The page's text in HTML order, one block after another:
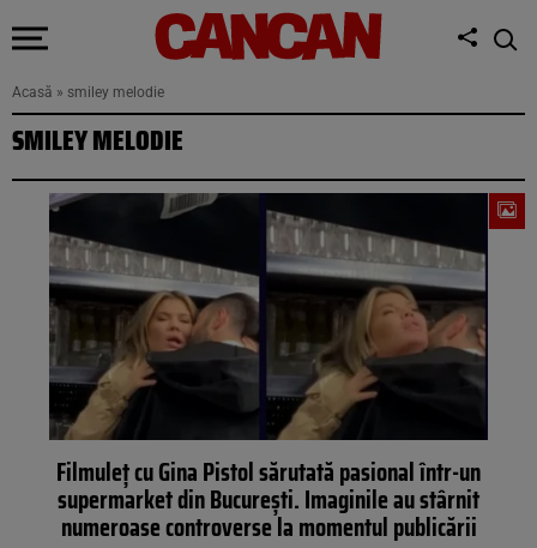
Acasă » smiley melodie
SMILEY MELODIE
Filmuleț cu Gina Pistol sărutată pasional într-un
supermarket din București. Imaginile au stârnit
numeroase controverse la momentul publicării